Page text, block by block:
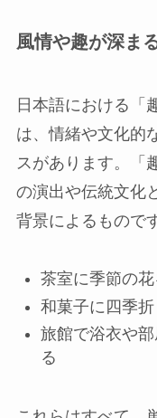
風情や趣が深ま
日本語における「
は、情緒や文化的
スがあります。「
の演出や伝統文化
背景によるもので
茶室に季節の
和菓子に四季
旅館で浴衣や
る